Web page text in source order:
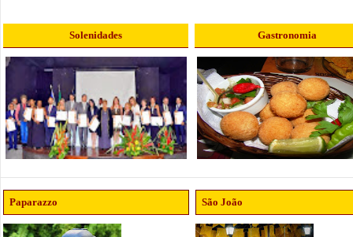
Solenidades Gastronomia
Paparazzo São João